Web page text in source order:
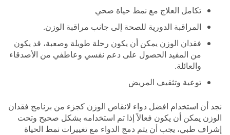
تكامل العلاج مع نمط حياة صحي
المراقبة الدورية للصحة إلى جانب مراقبة الوزن.
فقدان الوزن يمكن أن يكون رحلة طويلة وصعبة، قد يكون
من المفيد الحصول على دعم نفسي وعاطفي من الأصدقاء
والعائلة.
توعية وتثقيف المريض
نجد أن استخدام افضل دواء لانقاص الوزن كجزء من برنامج فقدان
الوزن يمكن أن يكون فعالاً إذا تم استخدامه بشكل صحيح وتحت
إشراف طبي، يجب أن يتم دمج الدواء مع تغييرات نمط الحياة